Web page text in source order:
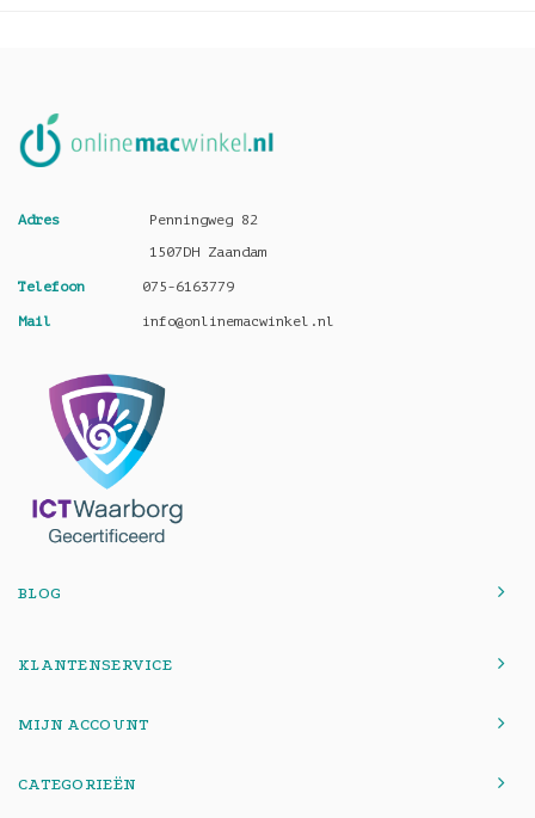
Adres
Penningweg 82
1507DH Zaandam
Telefoon 075-6163779
Mail info@onlinemacwinkel.nl
BLOG
KLANTENSERVICE
MIJN ACCOUNT
CATEGORIEËN